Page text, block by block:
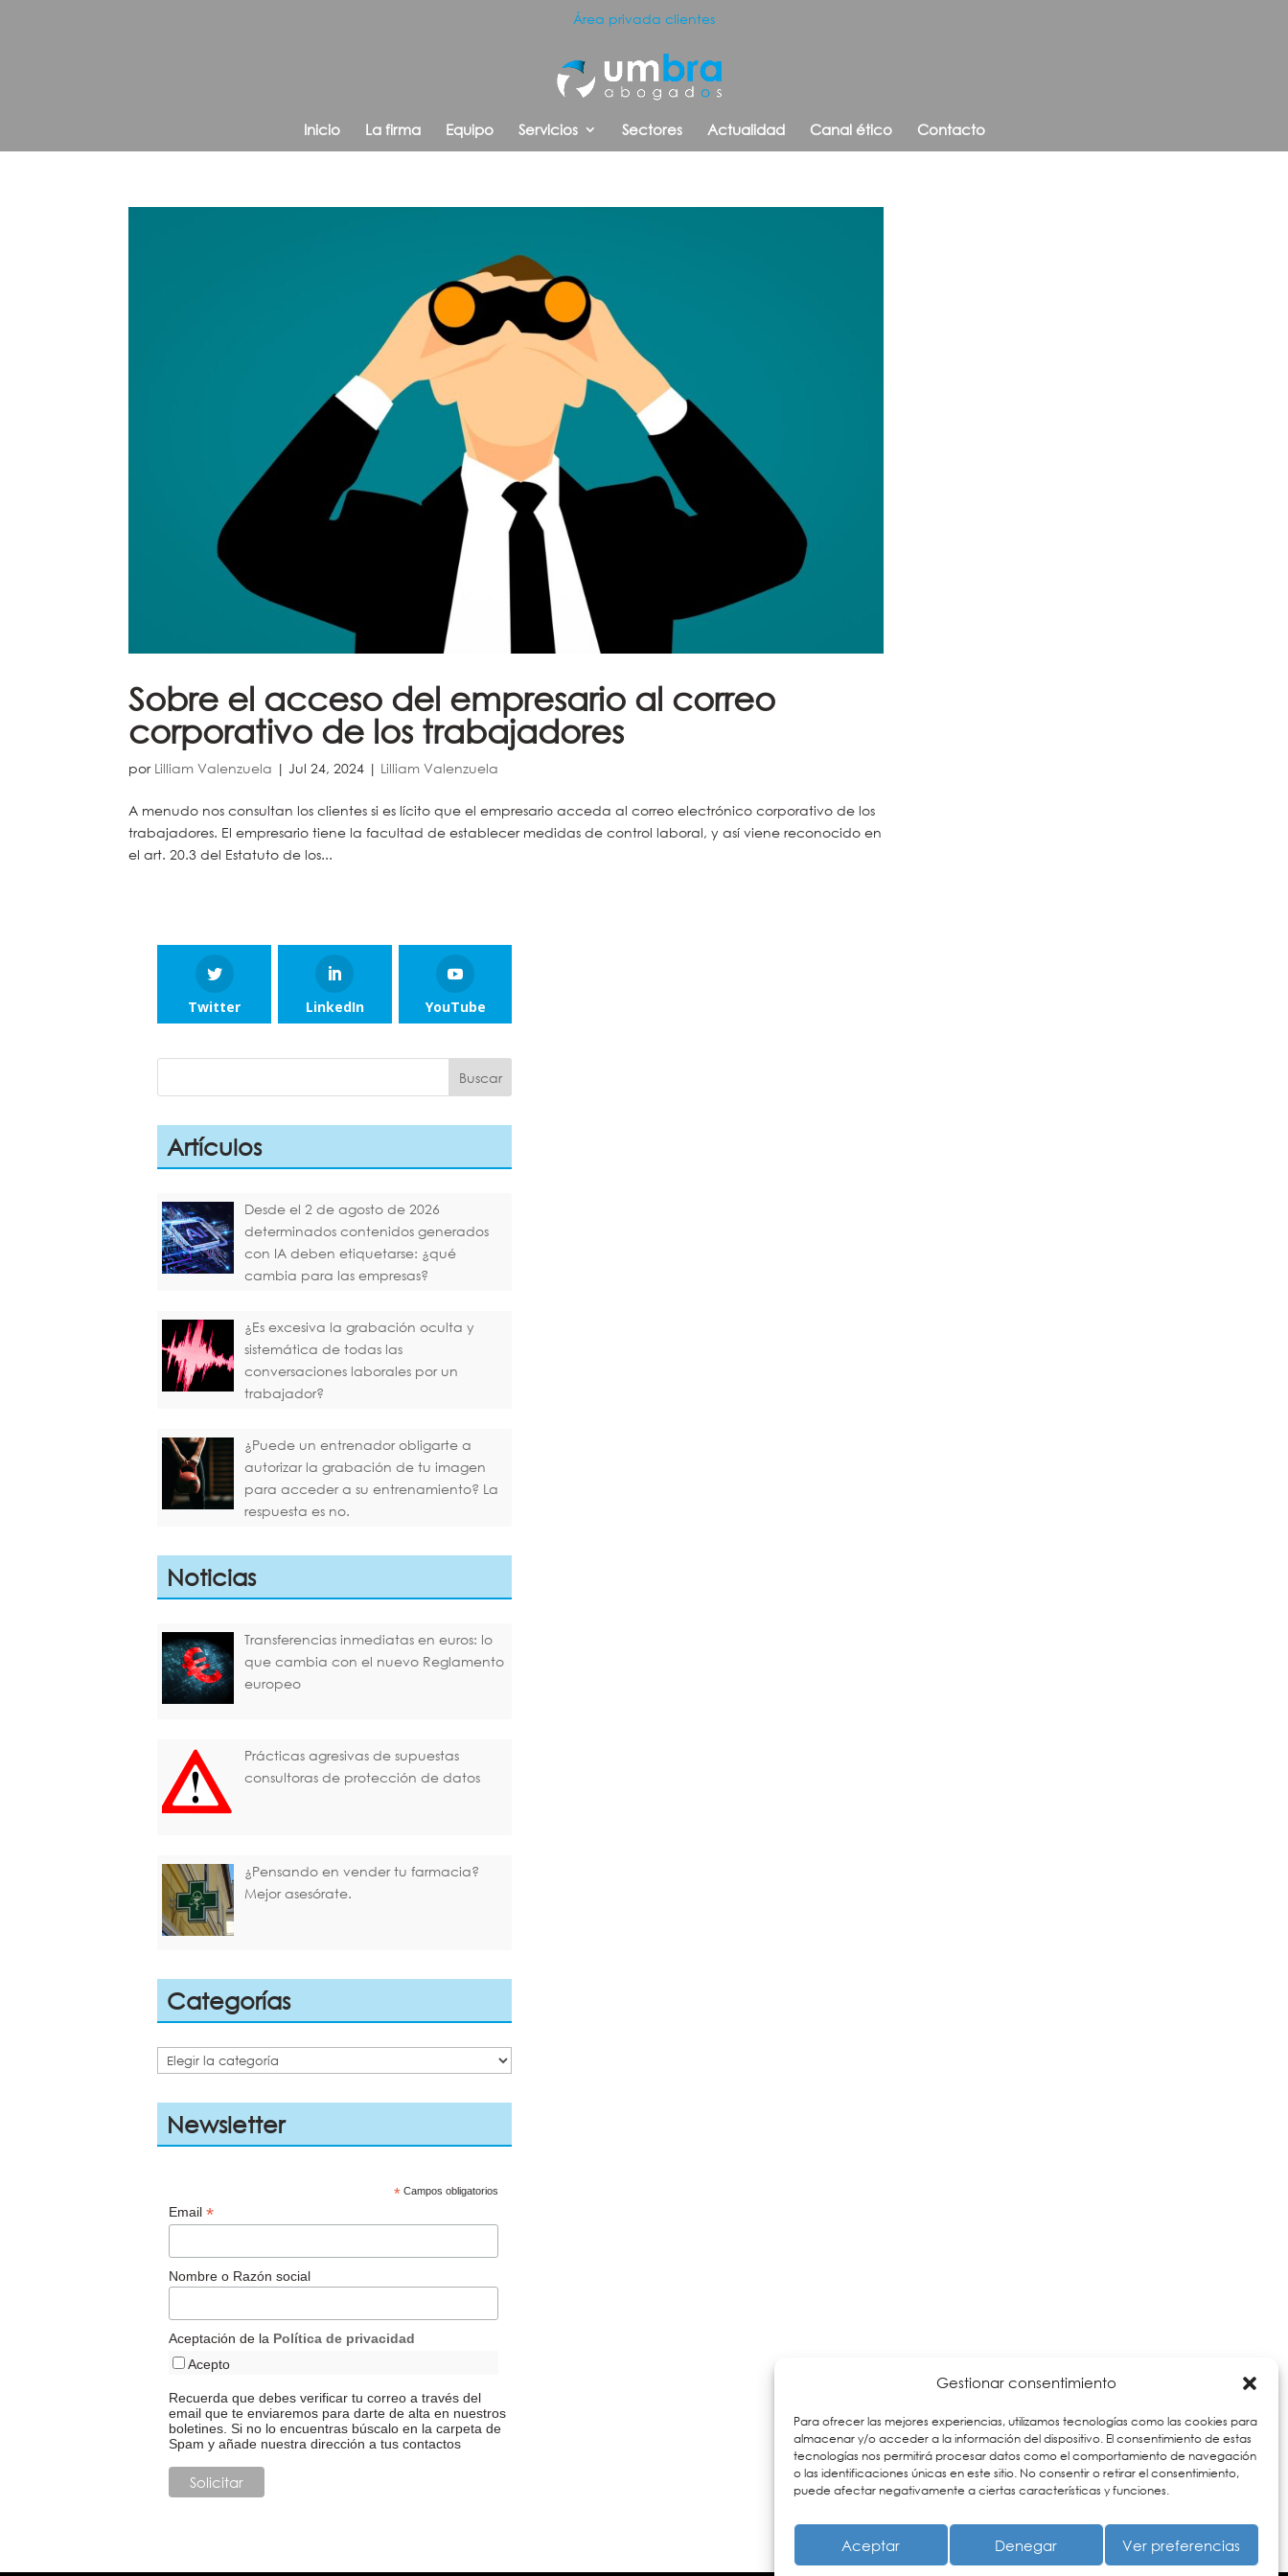
Gestionar consentimiento
Para ofrecer las mejores experiencias, utilizamos tecnologías como las cookies para
almacenar y/o acceder a la información del dispositivo. El consentimiento de estas
tecnologías nos permitirá procesar datos como el comportamiento de navegación
o las identificaciones únicas en este sitio. No consentir o retirar el consentimiento,
puede afectar negativamente a ciertas características y funciones.
Aceptar Denegar Ver preferencias
Área privada clientes
Inicio La firma Equipo Servicios Sectores Actualidad Canal ético Contacto
Sobre el acceso del empresario al correo
corporativo de los trabajadores
por Lilliam Valenzuela |Jul 24, 2024 | Lilliam Valenzuela
A menudo nos consultan los clientes si es lícito que el empresario acceda al correo electrónico corporativo de los
trabajadores. El empresario tiene la facultad de establecer medidas de control laboral, y así viene reconocido en
el art. 20.3 del Estatuto de los...
Twitter LinkedIn YouTube
Artículos
Desde el 2 de agosto de 2026
determinados contenidos generados
con IA deben etiquetarse: ¿qué
cambia para las empresas?
¿Es excesiva la grabación oculta y
sistemática de todas las
conversaciones laborales por un
trabajador?
¿Puede un entrenador obligarte a
autorizar la grabación de tu imagen
para acceder a su entrenamiento? La
respuesta es no.
Noticias
Transferencias inmediatas en euros: lo
que cambia con el nuevo Reglamento
europeo
Prácticas agresivas de supuestas
consultoras de protección de datos
¿Pensando en vender tu farmacia?
Mejor asesórate.
Categorías
Categorías
Newsletter
* Campos obligatorios
Email *
Nombre o Razón social
Aceptación de la Política de privacidad
Acepto
Recuerda que debes verificar tu correo a través del
email que te enviaremos para darte de alta en nuestros
boletines. Si no lo encuentras búscalo en la carpeta de
Spam y añade nuestra dirección a tus contactos